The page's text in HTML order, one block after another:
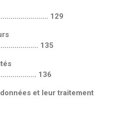
129
135
136
et leur traitement